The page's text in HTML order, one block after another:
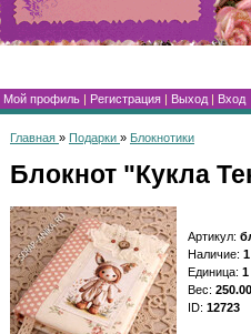
Мой профиль| Регистрация | Выход| Вход
Главная » Подарки » Блокнотики
Блокнот "Кукла
Артикул:
Наличие: 1
Единица: 1
Вес: 250.00
ID: 12723